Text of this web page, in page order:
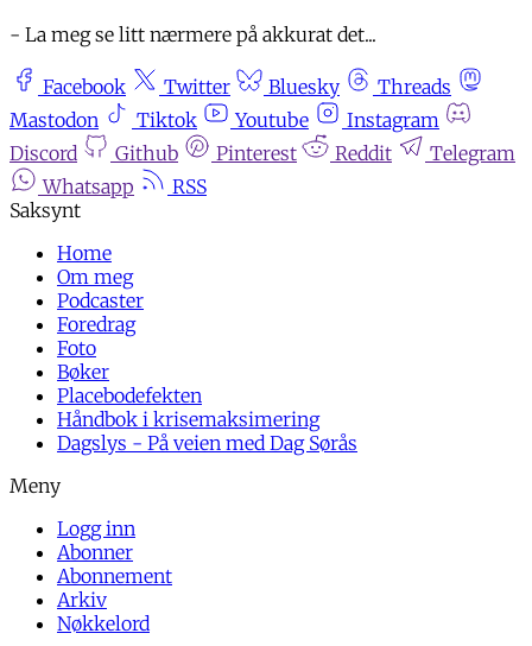
- La meg se litt nærmere på akkurat det...
Facebook Twitter Bluesky
Threads
Mastodon
Tiktok Youtube
Instagram
Discord
Github Pinterest Reddit
Telegram
Whatsapp
RSS
Home
Om meg
Podcaster
Foredrag
Foto
Bøker
Placebodefekten
Håndbok i krisemaksimering
Dagslys - På veien med Dag Sørås
Logg inn
Abonner
Abonnement
Arkiv
Nøkkelord